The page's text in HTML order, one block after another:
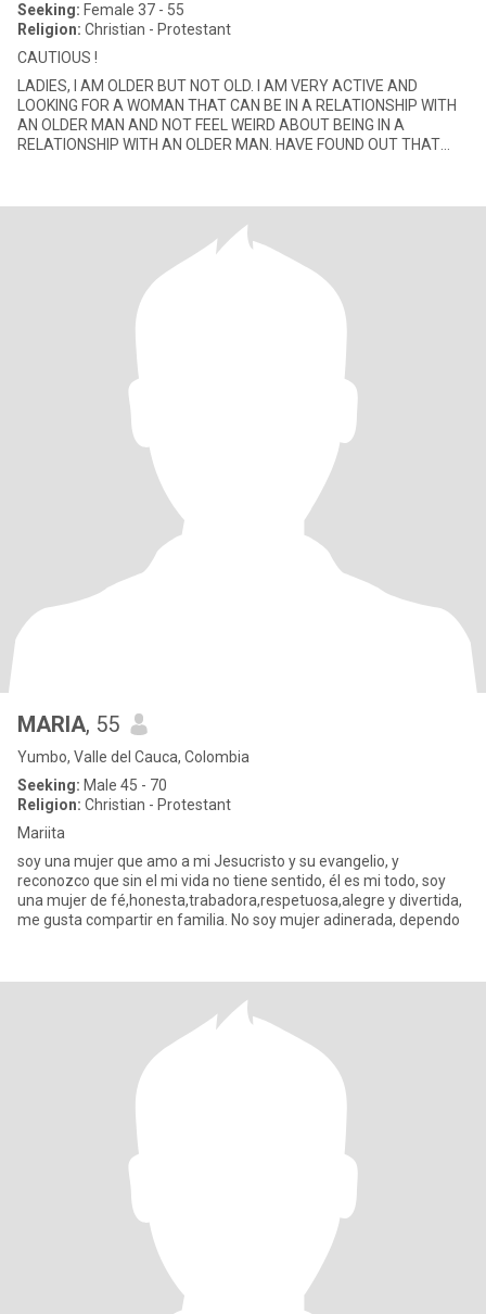
Seeking: Female 37 - 55
Religion: Christian - Protestant
CAUTIOUS !
LADIES, I AM OLDER BUT NOT OLD. I AM VERY ACTIVE AND
LOOKING FOR A WOMAN THAT CAN BE IN A RELATIONSHIP WITH
AN OLDER MAN AND NOT FEEL WEIRD ABOUT BEING IN A
RELATIONSHIP WITH AN OLDER MAN. HAVE FOUND OUT THAT
MARIA, 55
Yumbo, Valle del Cauca, Colombia
Seeking: Male 45 - 70
Religion: Christian - Protestant
Mariita
soy una mujer que amo a mi Jesucristo y su evangelio, y
reconozco que sin el mi vida no tiene sentido, él es mi todo, soy
una mujer de fé,honesta,trabadora,respetuosa,alegre y divertida,
me gusta compartir en familia. No soy mujer adinerada, dependo